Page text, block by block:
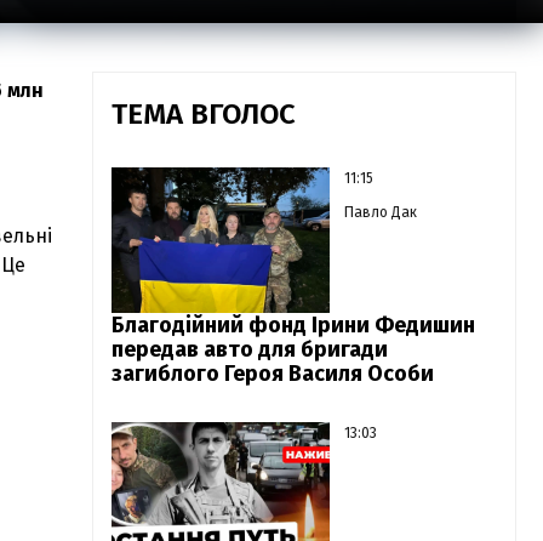
млн
ТЕМА ВГОЛОС
11:15
Павло Дак
Благодійний фонд Ірини Федишин
передав авто для бригади
загиблого Героя Василя Особи
13:03